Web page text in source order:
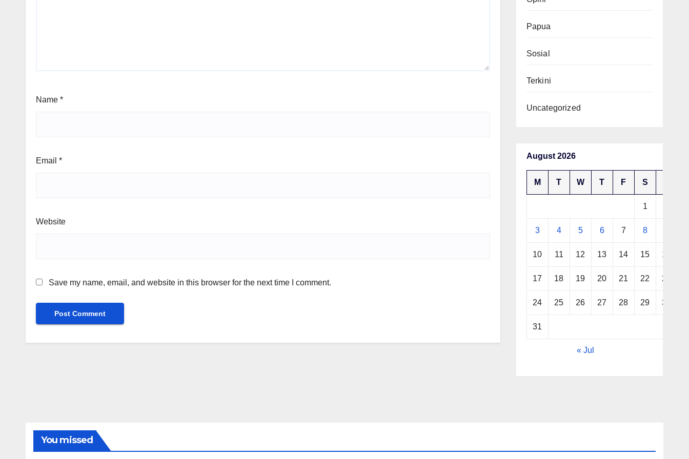
Name *
Email *
Website
Save my name, email, and website in this browser for the next time I comment.
Papua
Sosial
Terkini
Uncategorized
August 2026
M T W T F S
1
3 4 5 6 7 8
10 11 12 13 14 15 16
17 18 19 20 21 22 23
24 25 26 27 28 29 30
31
« Jul
You missed